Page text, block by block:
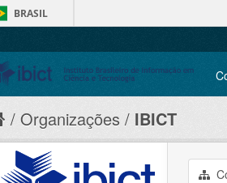
BRASIL
Organizações IBICT